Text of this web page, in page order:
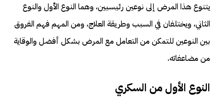
يتنوع هذا المرض إلى نوعين رئيسيين، وهما النوع الأول والنوع
الثاني، ويختلفان في السبب وطريقة العلاج، ومن المهم فهم الفروق
بين النوعين للتمكن من التعامل مع المرض بشكل أفضل والوقاية
من مضاعفاته.
النوع الأول من السكري